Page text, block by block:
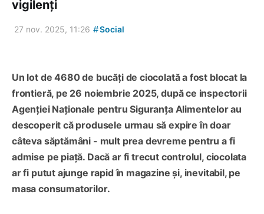
vigilenți
27 nov. 2025, 11:26 #Social
Un lot de 4680 de bucăți de ciocolată a fost blocat la
frontieră, pe 26 noiembrie 2025, după ce inspectorii
Agenției Naționale pentru Siguranța Alimentelor au
descoperit că produsele urmau să expire în doar
câteva săptămâni - mult prea devreme pentru a fi
admise pe piață. Dacă ar fi trecut controlul, ciocolata
ar fi putut ajunge rapid în magazine și, inevitabil, pe
masa consumatorilor.